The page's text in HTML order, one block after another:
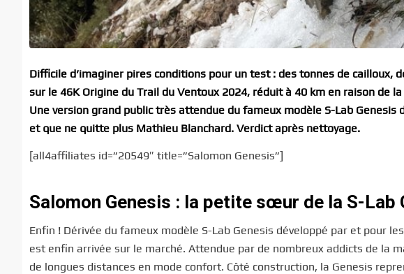
Difficile d’imaginer pires conditions pour un test : des tonnes de cailloux,
sur le 46K Origine du Trail du Ventoux 2024, réduit à 40 km en raison de
Une version grand public très attendue du fameux modèle S-Lab
et que ne quitte plus Mathieu Blanchard. Verdict après nettoyage.
[all4affiliates id=”20549″ title=”Salomon Genesis”]
Salomon Genesis : la petite sœur de la S-Lab
Enfin ! Dérivée du fameux modèle S-Lab Genesis développé par et pour
est enfin arrivée sur le marché. Attendue par de nombreux addicts de la
de longues distances en mode confort. Côté construction, la Genesis